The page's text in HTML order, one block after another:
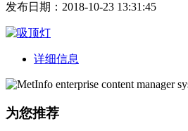
发布日期：2018-10-23 13:31:45
详细信息
为您推荐